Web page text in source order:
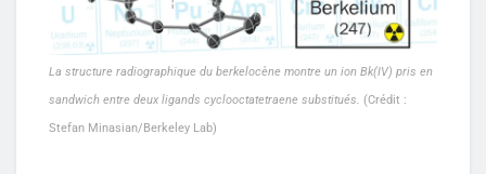
La structure radiographique du berkelocène montre un ion Bk(IV) pris en
sandwich entre deux ligands cyclooctatetraene substitués. (Crédit :
Stefan Minasian/Berkeley Lab)